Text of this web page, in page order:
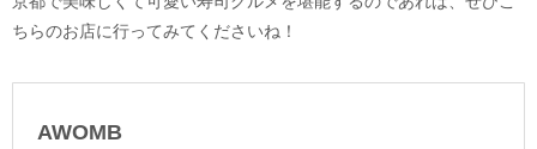
ちらのお店に行ってみてくださいね！
AWOMB